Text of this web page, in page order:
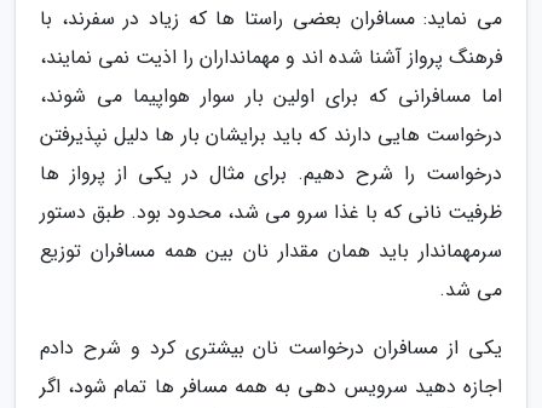
می نماید: مسافران بعضی راستا ها که زیاد در سفرند، با
فرهنگ پرواز آشنا شده اند و مهمانداران را اذیت نمی نمایند،
اما مسافرانی که برای اولین بار سوار هواپیما می شوند،
درخواست هایی دارند که باید برایشان بار ها دلیل نپذیرفتن
درخواست را شرح دهیم. برای مثال در یکی از پرواز ها
ظرفیت نانی که با غذا سرو می شد، محدود بود. طبق دستور
سرمهماندار باید همان مقدار نان بین همه مسافران توزیع
می شد.
یکی از مسافران درخواست نان بیشتری کرد و شرح دادم
اجازه دهید سرویس دهی به همه مسافر ها تمام شود، اگر